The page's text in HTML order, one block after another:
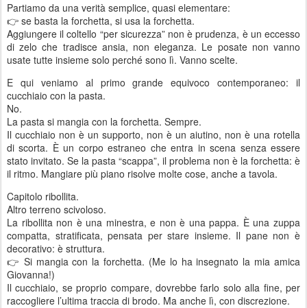
Partiamo da una verità semplice, quasi elementare:
👉 se basta la forchetta, si usa la forchetta.
Aggiungere il coltello “per sicurezza” non è prudenza, è un eccesso
di zelo che tradisce ansia, non eleganza. Le posate non vanno
usate tutte insieme solo perché sono lì. Vanno scelte.
E qui veniamo al primo grande equivoco contemporaneo: il
cucchiaio con la pasta.
No.
La pasta si mangia con la forchetta. Sempre.
Il cucchiaio non è un supporto, non è un aiutino, non è una rotella
di scorta. È un corpo estraneo che entra in scena senza essere
stato invitato. Se la pasta “scappa”, il problema non è la forchetta: è
il ritmo. Mangiare più piano risolve molte cose, anche a tavola.
Capitolo ribollita.
Altro terreno scivoloso.
La ribollita non è una minestra, e non è una pappa. È una zuppa
compatta, stratificata, pensata per stare insieme. Il pane non è
decorativo: è struttura.
👉 Si mangia con la forchetta. (Me lo ha insegnato la mia amica
Giovanna!)
Il cucchiaio, se proprio compare, dovrebbe farlo solo alla fine, per
raccogliere l’ultima traccia di brodo. Ma anche lì, con discrezione.